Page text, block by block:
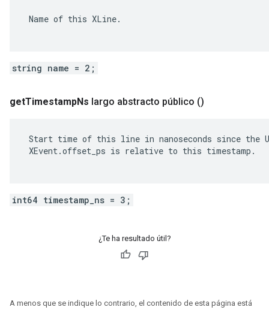
Name of this XLine.
string name = 2;
getTimestampNs largo abstracto público ()
Start time of this line in nanoseconds since the
XEvent.offset_ps is relative to this timestamp.
int64 timestamp_ns = 3;
¿Te ha resultado útil?
A menos que se indique lo contrario, el contenido de esta página está